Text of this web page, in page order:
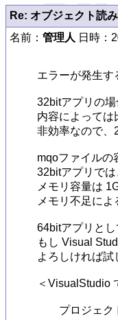
Re: オブジェクト読
名前： 管理人 日時：
エラーが発生
32bitアプリの
内容によっては
非効率なので
mqoファイルの
32bitアプリで
メモリ容量は
メモリ不足に
64bitアプリと
もし Visual
よろしければ試
＜VisualStudio
プロジェクト